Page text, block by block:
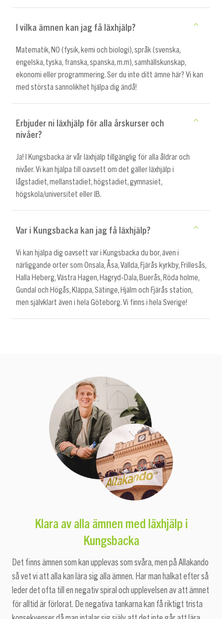
I vilka ämnen kan jag få läxhjälp?
Matematik, NO (fysik, kemi och biologi), språk (svenska,
engelska, tyska, franska, spanska, m.m), samhällskunskap,
ekonomi eller programmering. Ser du inte ditt ämne här? Vi kan
med största sannolikhet hjälpa dig ändå!
Erbjuder ni läxhjälp för alla årskurser och
nivåer?
Ja! I Kungsbacka är vår läxhjälp tillgänglig för alla åldrar och
nivåer. Vi kan hjälpa till oavsett om det gäller läxhjälp i
lågstadiet, mellanstadiet, högstadiet, gymnasiet,
högskola/universitet eller IB.
Var i Kungsbacka kan jag få läxhjälp?
Vi kan hjälpa dig oavsett var i Kungsbacka du bor, även i
närliggande orter som Onsala, Åsa, Vallda, Fjärås kyrkby, Frillesås,
Halla Heberg, Västra Hagen, Hagryd-Dala, Buerås, Röda holme,
Gundal och Högås, Kläppa, Sätinge, Hjälm och Fjärås station,
men självklart även i hela Göteborg. Vi finns i hela Sverige!
Klara av alla ämnen med läxhjälp i
Kungsbacka
Det finns ämnen som kan upplevas som svåra, men på Allakando
så vet vi att alla kan lära sig alla ämnen. Har man halkat efter så
leder det ofta till en negativ spiral och upplevelsen av att ämnet
för alltid är förlorat. De negativa tankarna kan få riktigt trista